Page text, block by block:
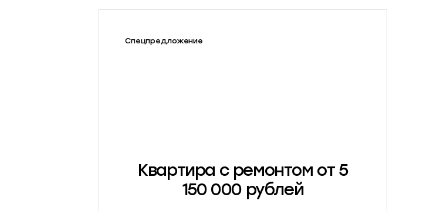
Спецпредложение
Квартира с ремонтом от 5
150 000 рублей